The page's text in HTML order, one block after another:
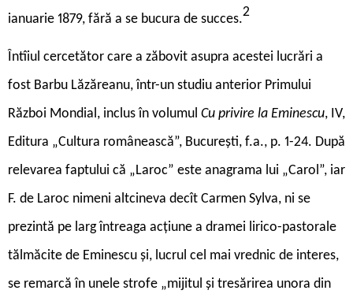
ianuarie 1879, fără a se bucura de succes.2
Întîiul cercetător care a zăbovit asupra acestei lucrări a
fost Barbu Lăzăreanu, într-un studiu anterior Primului
Război Mondial, inclus în volumul Cu privire la Eminescu, IV,
Editura „Cultura românească”, București, f.a., p. 1-24. După
relevarea faptului că „Laroc” este anagrama lui „Carol”, iar
F. de Laroc nimeni altcineva decît Carmen Sylva, ni se
prezintă pe larg întreaga acțiune a dramei lirico-pastorale
tălmăcite de Eminescu și, lucrul cel mai vrednic de interes,
se remarcă în unele strofe „mijitul și tresărirea unora din